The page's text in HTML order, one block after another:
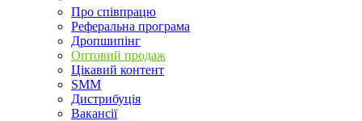
Про співпрацю
Реферальна програма
Дропшипінг
Оптовий продаж
Цікавий контент
SMM
Дистрибуція
Вакансії